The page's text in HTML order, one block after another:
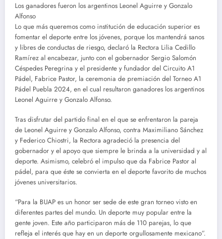
Los ganadores fueron los argentinos Leonel Aguirre y Gonzalo
Alfonso
Lo que más queremos como institución de educación superior es
fomentar el deporte entre los jóvenes, porque los mantendrá sanos
y libres de conductas de riesgo, declaró la Rectora Lilia Cedillo
Ramírez al encabezar, junto con el gobernador Sergio Salomón
Céspedes Peregrina y el presidente y fundador del Circuito A1
Pádel, Fabrice Pastor, la ceremonia de premiación del Torneo A1
Pádel Puebla 2024, en el cual resultaron ganadores los argentinos
Leonel Aguirre y Gonzalo Alfonso.
Tras disfrutar del partido final en el que se enfrentaron la pareja
de Leonel Aguirre y Gonzalo Alfonso, contra Maximiliano Sánchez
y Federico Chiostri, la Rectora agradeció la presencia del
gobernador y el apoyo que siempre le brinda a la universidad y al
deporte. Asimismo, celebró el impulso que da Fabrice Pastor al
pádel, para que éste se convierta en el deporte favorito de muchos
jóvenes universitarios.
“Para la BUAP es un honor ser sede de este gran torneo visto en
diferentes partes del mundo. Un deporte muy popular entre la
gente joven. Este año participaron más de 110 parejas, lo que
refleja el interés que hay en un deporte orgullosamente mexicano”.